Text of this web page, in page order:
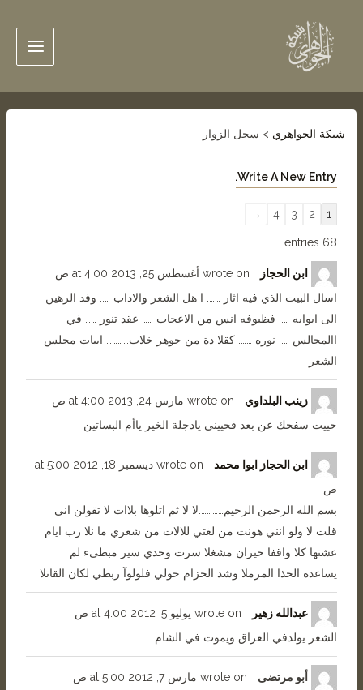
شبكة الجواهري > سجل الزوار
1
2
3
4
→
68 entries.
ابن الحجاز wrote onأغسطس 25, 2013 at 4:00 ص
اسال البيت الذي فيه اثار ……. ا هل الشعر والاداب ….. وفد الرهين
الى ابوابه ….. فظيوفه انس من الاعجاب …… عقد تنور …… في
االمجالس ….. نوره ……. كقلا دة من جوهر خلاب………… ابيات مجلس
الشعر
زينب البلداوي wrote onمارس 24, 2013 at 4:00 ص
حييت سفحك عن بعد فحييني يادجلة الخير ياأم البساتين
ابن الحجاز ابوا محمد wrote onديسمبر 18, 2012 at 5:00
ص
بسم الله الرحمن الرحيم………….لا لا ثم اتلوها بلاات لا تقولن اني
قلت لا ولو انني هونت من لغتي للالات من شعري ما نلا رب ايام
عشتها كلا واقفا حيران مشغلا سرت وحدي سير مبطىء لم
يساعده الحذا المرملا وشد الحزام حولي فلولوآ ربطي لكان القاتلا
عبدالله زهير wrote onيوليو 5, 2012 at 4:00 ص
الشعر يولدفي العراق ويموت في الشام
أبو مرتضى wrote onمارس 7, 2012 at 5:00 ص